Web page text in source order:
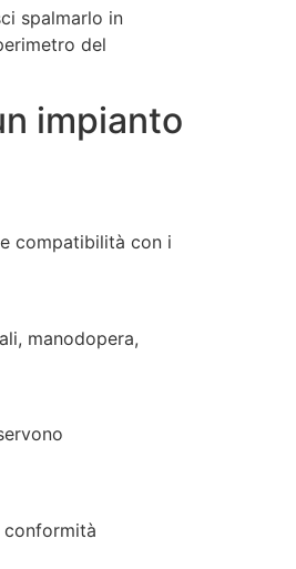
spalmarlo in
del
impianto
compatibilità con i
manodopera,
conformità